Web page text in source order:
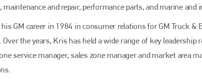
maintenance and repair, performance parts, and marine and
GM career in 1984 in consumer relations for GM Truck
the years, Kris has held a wide range of key leadership
service manager, sales zone manager and market area